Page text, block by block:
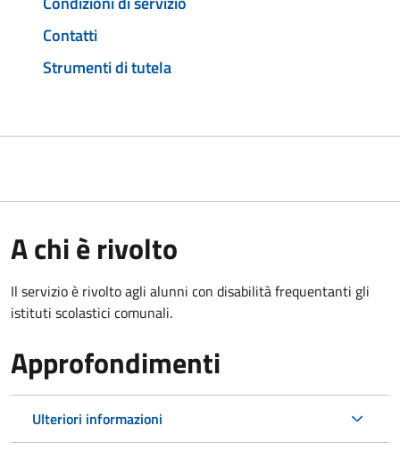
Contatti
Strumenti di tutela
A chi è rivolto
Il servizio è rivolto agli alunni con disabilità frequentanti gli
istituti scolastici comunali.
Approfondimenti
Ulteriori informazioni